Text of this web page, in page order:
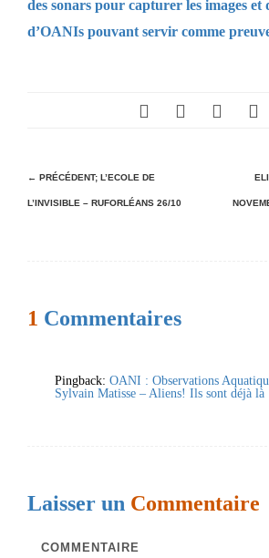
des sonars pour capturer les images et
d’OANIs pouvant servir comme
N
a
a
e
← PRÉCÉDENT; L’ECOLE DE
L’INVISIBLE – RUFORLÉANS 26/10
1 Commentaires
Pingback: OANI : Observations
Sylvain Matisse – Aliens! Ils sont déjà là
Laisser un Commentaire
COMMENTAIRE